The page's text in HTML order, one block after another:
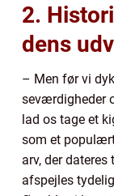
2.
dens
– Men før vi
seværdigheder
lad os tage et
som et
arv, der
afspejles